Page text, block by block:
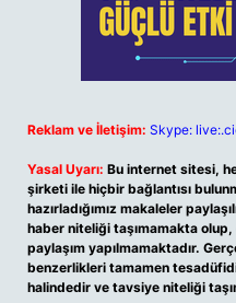
Reklam ve İletişim: Skype:
Yasal Uyarı: Bu internet sitesi,
şirketi ile hiçbir bağlantısı
hazırladığımız makaleler
haber niteliği taşımamakta
paylaşım yapılmamaktadır.
benzerlikleri tamamen
halindedir ve tavsiye niteliği